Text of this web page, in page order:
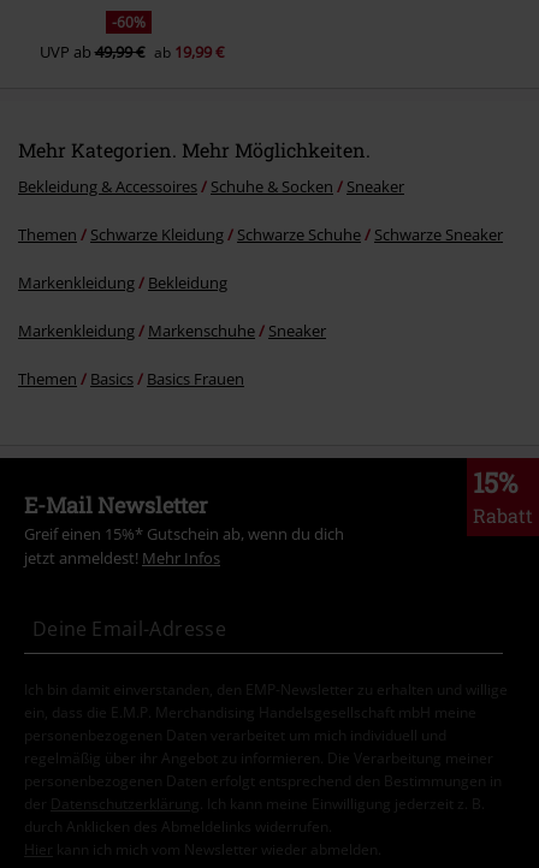
-60%
UVP ab49,99 € ab 19,99 €
Mehr Kategorien. Mehr Möglichkeiten.
Bekleidung & Accessoires Schuhe & Socken Sneaker
Themen Schwarze Kleidung Schwarze Schuhe Schwarze Sneaker
Markenkleidung Bekleidung
Markenkleidung Markenschuhe Sneaker
Themen Basics Basics Frauen
15%
Rabatt
E-Mail Newsletter
Greif einen 15%* Gutschein ab, wenn du dich
jetzt anmeldest! Mehr Infos
Ich bin damit einverstanden, den EMP-Newsletter zu erhalten und willige
ein, dass die E.M.P. Merchandising Handelsgesellschaft mbH meine
personenbezogenen Daten verarbeitet um mich individuell und
regelmäßig über ihr Angebot zu informieren. Die Verarbeitung meiner
personenbezogenen Daten erfolgt entsprechend den Bestimmungen in
der
Datenschutzerklärung
. Ich kann meine Einwilligung jederzeit z. B.
durch Anklicken des Abmeldelinks widerrufen.
Hier kann ich mich vom Newsletter wieder abmelden.